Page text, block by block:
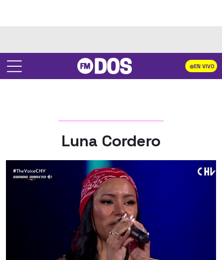
EN VIVO
Luna Cordero